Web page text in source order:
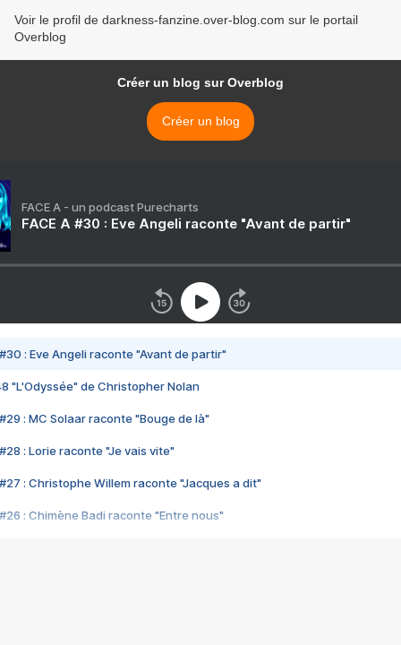
Voir le profil de darkness-fanzine.over-blog.com sur le portail
Overblog
Créer un blog sur Overblog
Créer un blog
FACE A - un podcast Purecharts
FACE A #30 : Eve Angeli raconte "Avant de partir"
#30 : Eve Angeli raconte "Avant de partir"
"L'Odyssée" de Christopher Nolan
#29 : MC Solaar raconte "Bouge de là"
#28 : Lorie raconte "Je vais vite"
#27 : Christophe Willem raconte "Jacques a dit"
#26 : Chimène Badi raconte "Entre nous"